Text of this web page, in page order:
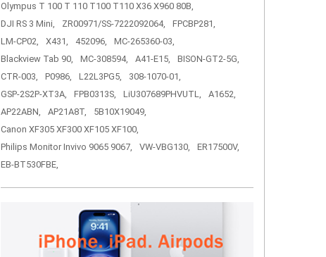
Olympus T 100 T 110 T100 T110 X36 X960 80B,
DJI RS 3 Mini,
ZR00971/SS-7222092064,
FPCBP281,
LM-CP02,
X431, 452096,
MC-265360-03,
Blackview Tab 90,
MC-308594, A41-E15,
BISON-GT2-5G,
CTR-003,
P0986, L22L3PG5,
308-1070-01,
GSP-2S2P-XT3A,
FPB0313S, LiU307689PHVUTL,
A1652,
AP22ABN,
AP21A8T,
5B10X19049,
Canon XF305 XF300 XF105 XF100,
Philips Monitor Invivo 9065 9067,
VW-VBG130,
ER17500V,
EB-BT530FBE,